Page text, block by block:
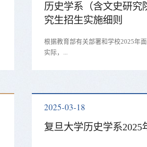
历史学系（含文史研究
究生招生实施细则
根据教育部有关部署和学校2025年
实际，...
2025-03-18
复旦大学历史学系2025